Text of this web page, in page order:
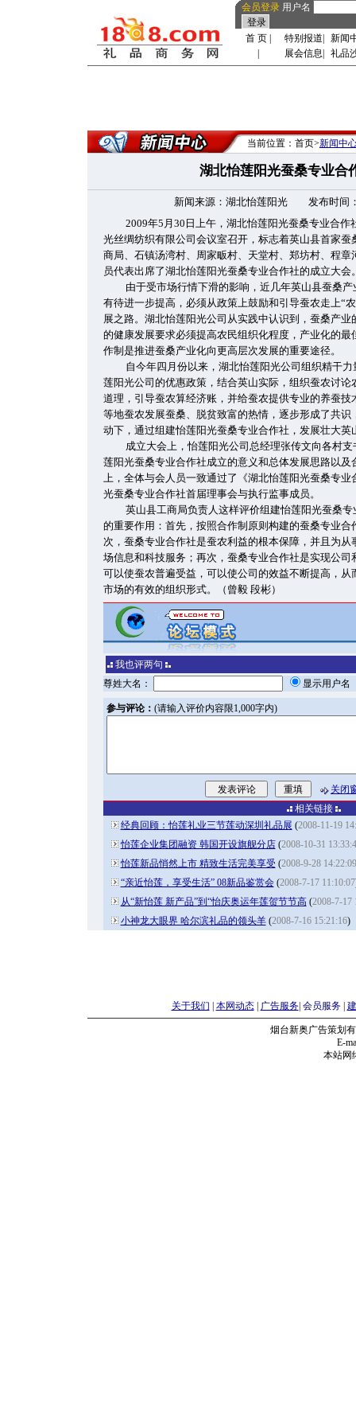
会员登录 用户名
首 页 特别报道
新闻
展会信息 礼品
当前位置：首页>新闻中
湖北怡莲阳光蚕桑专业合
新闻来源：湖北怡莲阳光 发布时间
2009年5月30日上午，湖北怡莲阳光蚕桑专业合
光丝绸纺织有限公司会议室召开，标志着英山县首家
商局、石镇汤湾村、周家畈村、天堂村、郑坊村、程
员代表出席了湖北怡莲阳光蚕桑专业合作社的成立大会
由于受市场行情下滑的影响，近几年英山县蚕桑
有待进一步提高，必须从政策上鼓励和引导蚕农走上“
展之路。湖北怡莲阳光公司从实践中认识到，蚕桑产
的健康发展要求必须提高农民组织化程度，产业化的
作制是推进蚕桑产业化向更高层次发展的重要途径。
自今年四月份以来，湖北怡莲阳光公司组织精干
莲阳光公司的优惠政策，结合英山实际，组织蚕农讨
道理，引导蚕农算经济账，并给蚕农提供专业的养蚕
等地蚕农发展蚕桑、脱贫致富的热情，逐步形成了共
动下，通过组建怡莲阳光蚕桑专业合作社，发展壮大
成立大会上，怡莲阳光公司总经理张传文向各村
莲阳光蚕桑专业合作社成立的意义和总体发展思路以
上，全体与会人员一致通过了《湖北怡莲阳光蚕桑专
光蚕桑专业合作社首届理事会与执行监事成员。
英山县工商局负责人这样评价组建怡莲阳光蚕桑
的重要作用：首先，按照合作制原则构建的蚕桑专业
次，蚕桑专业合作社是蚕农利益的根本保障，并且为
场信息和科技服务；再次，蚕桑专业合作社是实现公
可以使蚕农普遍受益，可以使公司的效益不断提高，
市场的有效的组织形式。（曾毅 段彬）
我也评两句
尊姓大名：
显示用户
参与评论： (请输入评价内容限1,000字内)
关闭
相关链接
经典回顾：怡莲礼业三节莲动深圳礼品展 (2008-11-19
怡莲企业集团融资 韩国开设旗舰分店(2008-10-31
怡莲新品悄然上市 精致生活完美享受 (2008-9-28 14:22:09
“亲近怡莲，享受生活” 08新品鉴赏会(2008-7-17 11:10:07
从“新怡莲 新产品”到“怡庆奥运年莲贺节节高(2008-7-17
小神龙大眼界 哈尔滨礼品的领头羊(2008-7-16 15:21:16)
关于我们 本网动态| 广告服务| 会员服务|
烟台新奥广告策划
E-
本站网